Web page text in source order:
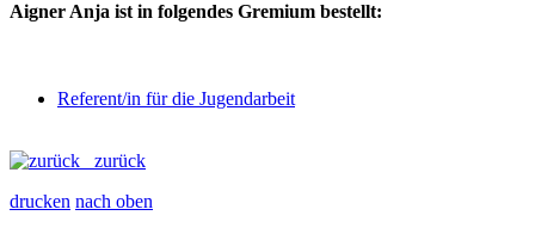
Aigner Anja ist in folgendes Gremium bestellt:
Referent/in für die Jugendarbeit
zurück
drucken nach oben